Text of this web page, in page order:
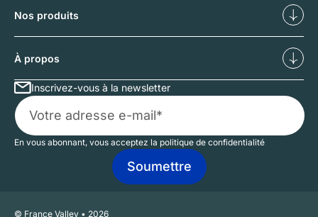
Nos produits
À propos
Qui sommes-nous ?
Inscrivez-vous à la newsletter
En vous abonnant, vous acceptez la politique de confidentialité
© France Valley • 2026